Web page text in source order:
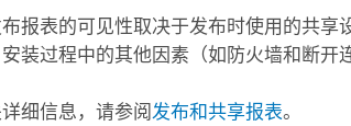
报表的可见性取决于发布时使用的共享
装过程中的其他因素（如防火墙和断开
细信息，请参阅发布和共享报表。